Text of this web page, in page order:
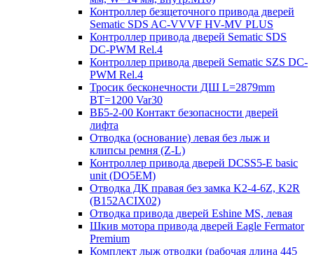
Контроллер безщеточного привода дверей
Sematiс SDS AC-VVVF HV-MV PLUS
Контроллер привода дверей Sematic SDS
DC-PWM Rel.4
Контроллер привода дверей Sematic SZS DC-
PWM Rel.4
Тросик бесконечности ДШ L=2879mm
BT=1200 Var30
ВБ5-2-00 Контакт безопасности дверей
лифта
Отводка (основание) левая без лыж и
клипсы ремня (Z-L)
Контроллер привода дверей DCSS5-E basic
unit (DO5EM)
Отводка ДК правая без замка K2-4-6Z, K2R
(B152ACIX02)
Отводка привода дверей Eshine MS, левая
Шкив мотора привода дверей Eagle Fermator
Premium
Комплект лыж отводки (рабочая длина 445